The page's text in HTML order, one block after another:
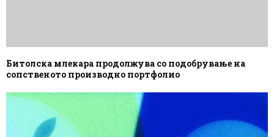
Битолска млекара продолжува со подобрување на
сопственото производно портфолио